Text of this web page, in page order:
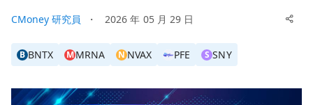
CMoney 研究員 ・ 2026 年 05 月 29 日
B BNTX MMRNA N NVAX PFE S SNY